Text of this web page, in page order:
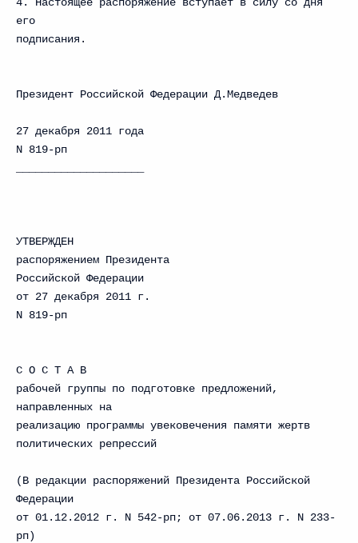
его
подписания.
Президент Российской Федерации Д.Медведев
27 декабря 2011 года
N 819-рп
УТВЕРЖДЕН
распоряжением Президента
Российской Федерации
от 27 декабря 2011 г.
N 819-рп
С О С Т А В
рабочей группы по подготовке предложений,
направленных на
реализацию программы увековечения памяти жертв
политических репрессий
(В редакции распоряжений Президента Российской
Федерации
от 01.12.2012 г. N 542-рп; от 07.06.2013 г. N 233-
рп)